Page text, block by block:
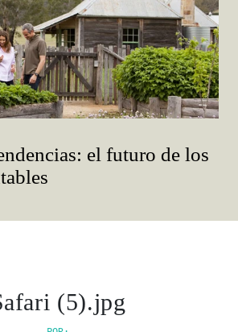
el futuro de los
(5).jpg